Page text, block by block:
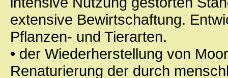
extensive Bewirtschaftung.
Pflanzen- und Tierarten.
• der Wiederherstellung von
Renaturierung der durch